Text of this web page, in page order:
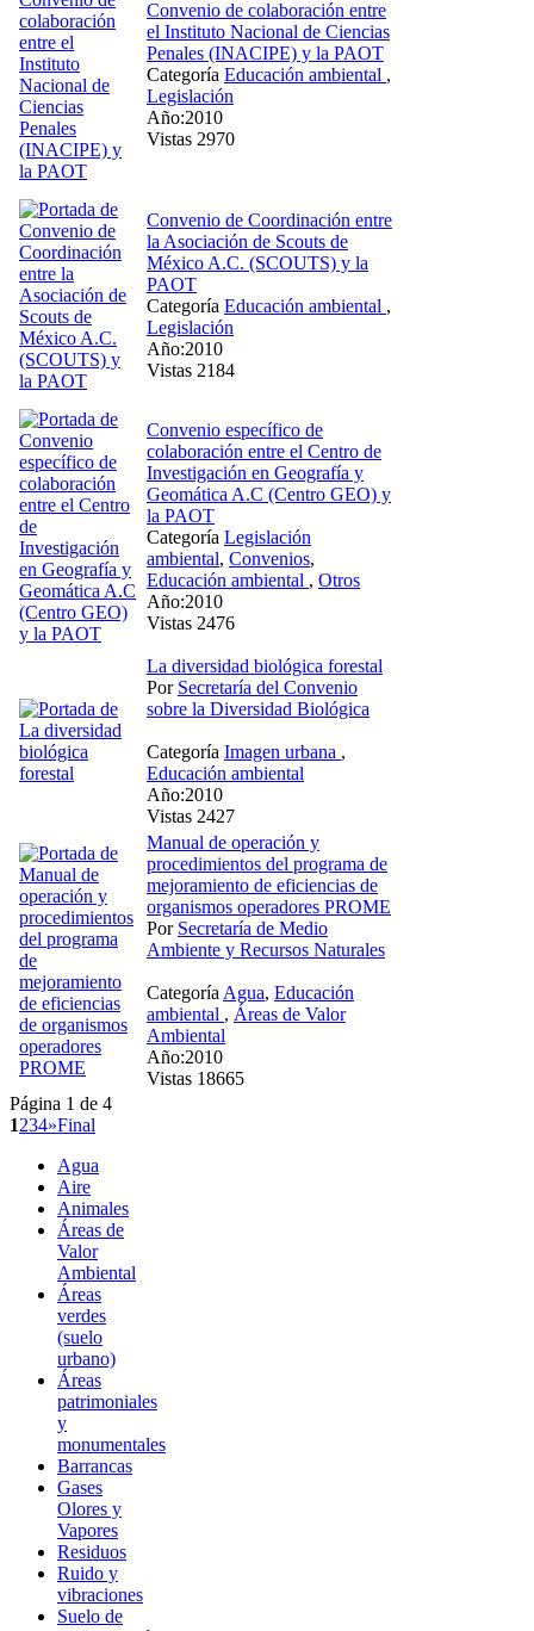
Convenio de colaboración entre
el Instituto Nacional de Ciencias
Penales (INACIPE) y la PAOT
Categoría Educación ambiental ,
Legislación
Año:2010
Vistas 2970
Convenio de Coordinación entre
la Asociación de Scouts de
México A.C. (SCOUTS) y la
PAOT
Categoría Educación ambiental ,
Legislación
Año:2010
Vistas 2184
Convenio específico de
colaboración entre el Centro de
Investigación en Geografía y
Geomática A.C (Centro GEO) y
la PAOT
Categoría Legislación
ambiental, Convenios,
Educación ambiental , Otros
Año:2010
Vistas 2476
La diversidad biológica forestal
Por Secretaría del Convenio
sobre la Diversidad Biológica
Categoría Imagen urbana ,
Educación ambiental
Año:2010
Vistas 2427
Manual de operación y
procedimientos del programa de
mejoramiento de eficiencias de
organismos operadores PROME
Por Secretaría de Medio
Ambiente y Recursos Naturales
Categoría Agua, Educación
ambiental , Áreas de Valor
Ambiental
Año:2010
Vistas 18665
Página 1 de 4
1234»Final
Agua
Aire
Animales
Áreas de
Valor
Ambiental
Áreas
verdes
(suelo
urbano)
Áreas
patrimoniales
y
monumentales
Barrancas
Gases
Olores y
Vapores
Residuos
Ruido y
vibraciones
Suelo de